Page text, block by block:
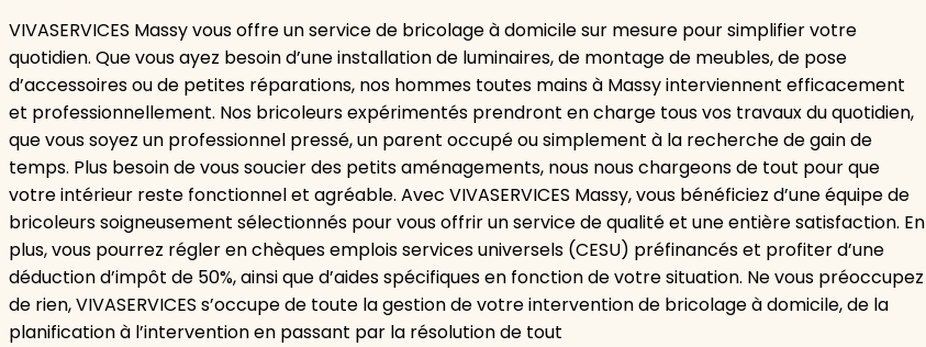
VIVASERVICES Massy vous offre un service de bricolage à domicile sur mesure pour simplifier votre
quotidien. Que vous ayez besoin d’une installation de luminaires, de montage de meubles, de pose
d’accessoires ou de petites réparations, nos hommes toutes mains à Massy interviennent efficacement
et professionnellement. Nos bricoleurs expérimentés prendront en charge tous vos travaux du quotidien,
que vous soyez un professionnel pressé, un parent occupé ou simplement à la recherche de gain de
temps. Plus besoin de vous soucier des petits aménagements, nous nous chargeons de tout pour que
votre intérieur reste fonctionnel et agréable. Avec VIVASERVICES Massy, vous bénéficiez d’une équipe de
bricoleurs soigneusement sélectionnés pour vous offrir un service de qualité et une entière satisfaction. En
plus, vous pourrez régler en chèques emplois services universels (CESU) préfinancés et profiter d’une
déduction d’impôt de 50%, ainsi que d’aides spécifiques en fonction de votre situation. Ne vous préoccupez
de rien, VIVASERVICES s’occupe de toute la gestion de votre intervention de bricolage à domicile, de la
planification à l’intervention en passant par la résolution de tout